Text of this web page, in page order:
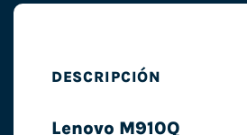
DESCRIPCIÓN
Lenovo M910Q